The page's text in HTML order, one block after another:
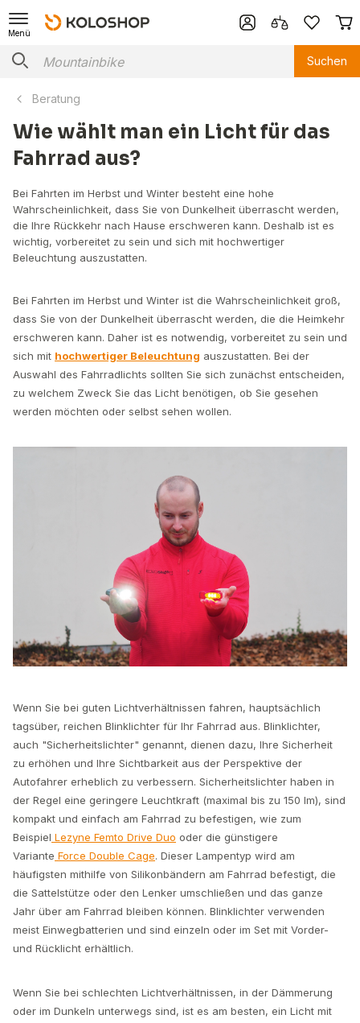
Menü
Suchen
Beratung
Wie wählt man ein Licht für das
Fahrrad aus?
Bei Fahrten im Herbst und Winter besteht eine hohe
Wahrscheinlichkeit, dass Sie von Dunkelheit überrascht werden,
die Ihre Rückkehr nach Hause erschweren kann. Deshalb ist es
wichtig, vorbereitet zu sein und sich mit hochwertiger
Beleuchtung auszustatten.
Bei Fahrten im Herbst und Winter ist die Wahrscheinlichkeit groß,
dass Sie von der Dunkelheit überrascht werden, die die Heimkehr
erschweren kann. Daher ist es notwendig, vorbereitet zu sein und
sich mit hochwertiger Beleuchtung auszustatten. Bei der
Auswahl des Fahrradlichts sollten Sie sich zunächst entscheiden,
zu welchem Zweck Sie das Licht benötigen, ob Sie gesehen
werden möchten oder selbst sehen wollen.
Wenn Sie bei guten Lichtverhältnissen fahren, hauptsächlich
tagsüber, reichen Blinklichter für Ihr Fahrrad aus. Blinklichter,
auch "Sicherheitslichter" genannt, dienen dazu, Ihre Sicherheit
zu erhöhen und Ihre Sichtbarkeit aus der Perspektive der
Autofahrer erheblich zu verbessern. Sicherheitslichter haben in
der Regel eine geringere Leuchtkraft (maximal bis zu 150 lm), sind
kompakt und einfach am Fahrrad zu befestigen, wie zum
Beispiel Lezyne Femto Drive Duo oder die günstigere
Variante Force Double Cage. Dieser Lampentyp wird am
häufigsten mithilfe von Silikonbändern am Fahrrad befestigt, die
die Sattelstütze oder den Lenker umschließen und das ganze
Jahr über am Fahrrad bleiben können. Blinklichter verwenden
meist Einwegbatterien und sind einzeln oder im Set mit Vorder-
und Rücklicht erhältlich.
Wenn Sie bei schlechten Lichtverhältnissen, in der Dämmerung
oder im Dunkeln unterwegs sind, ist es am besten, ein Licht mit